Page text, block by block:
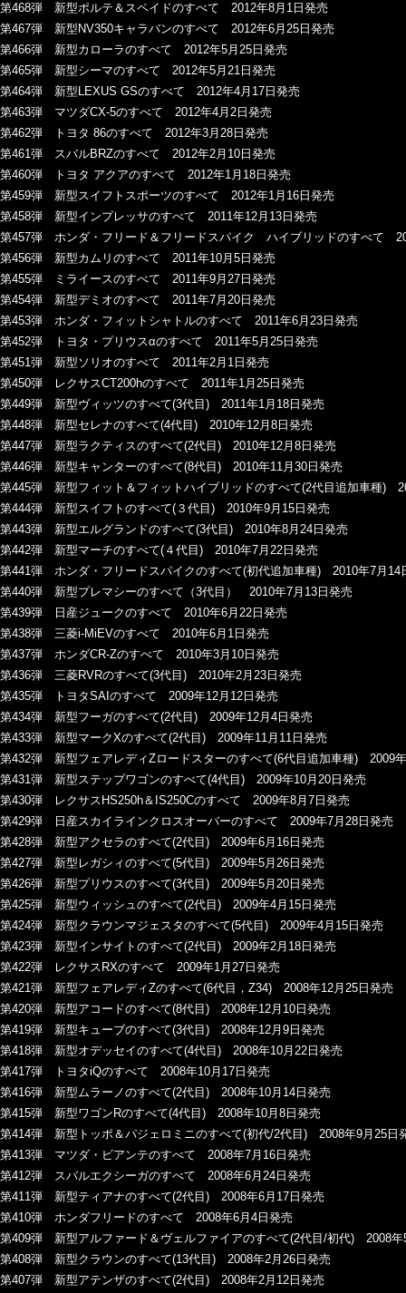
第468弾 新型ポルテ＆スペイドのすべて 2012年8月1日発売
第467弾 新型NV350キャラバンのすべて 2012年6月25日発売
第466弾 新型カローラのすべて 2012年5月25日発売
第465弾 新型シーマのすべて 2012年5月21日発売
第464弾 新型LEXUS GSのすべて 2012年4月17日発売
第463弾 マツダCX-5のすべて 2012年4月2日発売
第462弾 トヨタ 86のすべて 2012年3月28日発売
第461弾 スバルBRZのすべて 2012年2月10日発売
第460弾 トヨタ アクアのすべて 2012年1月18日発売
第459弾 新型スイフトスポーツのすべて 2012年1月16日発売
第458弾 新型インプレッサのすべて 2011年12月13日発売
第457弾 ホンダ・フリード＆フリードスパイク ハイブリッドのすべて
第456弾 新型カムリのすべて 2011年10月5日発売
第455弾 ミライースのすべて 2011年9月27日発売
第454弾 新型デミオのすべて 2011年7月20日発売
第453弾 ホンダ・フィットシャトルのすべて 2011年6月23日発売
第452弾 トヨタ・プリウスαのすべて 2011年5月25日発売
第451弾 新型ソリオのすべて 2011年2月1日発売
第450弾 レクサスCT200hのすべて 2011年1月25日発売
第449弾 新型ヴィッツのすべて(3代目) 2011年1月18日発売
第448弾 新型セレナのすべて(4代目) 2010年12月8日発売
第447弾 新型ラクティスのすべて(2代目) 2010年12月8日発売
第446弾 新型キャンターのすべて(8代目) 2010年11月30日発売
第445弾 新型フィット＆フィットハイブリッドのすべて(2代目追加車種)
第444弾 新型スイフトのすべて(３代目) 2010年9月15日発売
第443弾 新型エルグランドのすべて(3代目) 2010年8月24日発売
第442弾 新型マーチのすべて(４代目) 2010年7月22日発売
第441弾 ホンダ・フリードスパイクのすべて(初代追加車種) 2010年7月14
第440弾 新型プレマシーのすべて（3代目） 2010年7月13日発売
第439弾 日産ジュークのすべて 2010年6月22日発売
第438弾 三菱i-MiEVのすべて 2010年6月1日発売
第437弾 ホンダCR-Zのすべて 2010年3月10日発売
第436弾 三菱RVRのすべて(3代目) 2010年2月23日発売
第435弾 トヨタSAIのすべて 2009年12月12日発売
第434弾 新型フーガのすべて(2代目) 2009年12月4日発売
第433弾 新型マークXのすべて(2代目) 2009年11月11日発売
第432弾 新型フェアレディZロードスターのすべて(6代目追加車種) 2009
第431弾 新型ステップワゴンのすべて(4代目) 2009年10月20日発売
第430弾 レクサスHS250h＆IS250Cのすべて 2009年8月7日発売
第429弾 日産スカイラインクロスオーバーのすべて 2009年7月28日発売
第428弾 新型アクセラのすべて(2代目) 2009年6月16日発売
第427弾 新型レガシィのすべて(5代目) 2009年5月26日発売
第426弾 新型プリウスのすべて(3代目) 2009年5月20日発売
第425弾 新型ウィッシュのすべて(2代目) 2009年4月15日発売
第424弾 新型クラウンマジェスタのすべて(5代目) 2009年4月15日発売
第423弾 新型インサイトのすべて(2代目) 2009年2月18日発売
第422弾 レクサスRXのすべて 2009年1月27日発売
第421弾 新型フェアレディZのすべて(6代目，Z34) 2008年12月25日発売
第420弾 新型アコードのすべて(8代目) 2008年12月10日発売
第419弾 新型キューブのすべて(3代目) 2008年12月9日発売
第418弾 新型オデッセイのすべて(4代目) 2008年10月22日発売
第417弾 トヨタiQのすべて 2008年10月17日発売
第416弾 新型ムラーノのすべて(2代目) 2008年10月14日発売
第415弾 新型ワゴンRのすべて(4代目) 2008年10月8日発売
第414弾 新型トッポ＆パジェロミニのすべて(初代/2代目) 2008年9月25日
第413弾 マツダ・ビアンテのすべて 2008年7月16日発売
第412弾 スバルエクシーガのすべて 2008年6月24日発売
第411弾 新型ティアナのすべて(2代目) 2008年6月17日発売
第410弾 ホンダフリードのすべて 2008年6月4日発売
第409弾 新型アルファード＆ヴェルファイアのすべて(2代目/初代) 2008年
第408弾 新型クラウンのすべて(13代目) 2008年2月26日発売
第407弾 新型アテンザのすべて(2代目) 2008年2月12日発売